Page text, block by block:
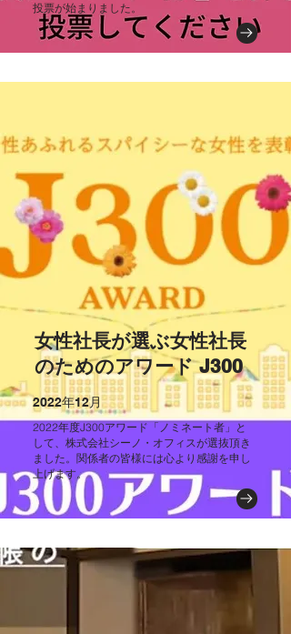
投票が始まりました。
女性社長が選ぶ女性社長
のためのアワード J300
2022年12月
2022年度J300アワード「ノミネート者」と
して、株式会社シーノ・オフィスが選抜頂き
ました。関係者の皆様には心より感謝を申し
上げます。